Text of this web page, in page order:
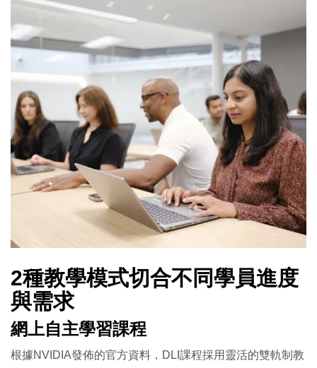
2種教學模式切合不同學員進度
與需求
網上自主學習課程
根據NVIDIA發佈的官方資料，DLI課程採用靈活的雙軌制教